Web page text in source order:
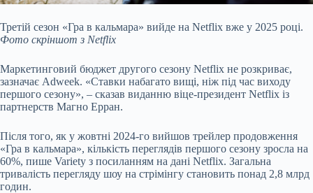
Третій сезон «Гра в кальмара» вийде на Netflix вже у 2025 році.
Фото скріншот з Netflix
Маркетинговий бюджет другого сезону Netflix не розкриває,
зазначає Adweek. «Ставки набагато вищі, ніж під час виходу
першого сезону», – сказав виданню віце-президент Netflix із
партнерств Магно Ерран.
Після того, як у жовтні 2024-го вийшов трейлер продовження
«Гра в кальмара», кількість переглядів першого сезону зросла на
60%, пише Variety з посиланням на дані Netflix. Загальна
тривалість перегляду шоу на стрімінгу становить понад 2,8 млрд
годин.